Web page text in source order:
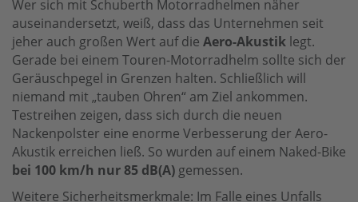
Wer sich mit Schuberth Motorradhelmen näher
auseinandersetzt, weiß, dass das Unternehmen seit
jeher auch großen Wert auf die Aero-Akustik legt.
Gerade bei einem Touren-Motorradhelm sollte sich der
Geräuschpegel in Grenzen halten. Schließlich will
niemand mit „tauben Ohren“ am Ziel ankommen.
Testreihen zeigen, dass sich durch die neuen
Nackenpolster eine enorme Verbesserung der Aero-
Akustik erreichen ließ. So wurden auf einem Naked-Bike
bei 100 km/h nur 85 dB(A) gemessen.
Weitere Sicherheitsmerkmale: Im Falle eines Unfalls